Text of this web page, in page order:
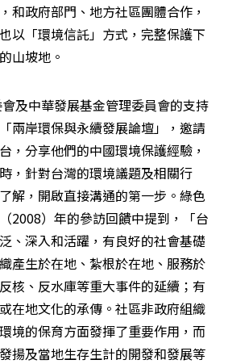
和政府部門、地方社區團體合作，
以「環境信託」方式，完整保護下
山坡地。
及中華發展基金管理委員會的支持
兩岸環保與永續發展論壇」，邀請
，分享他們的中國環境保護經驗，
，針對台灣的環境議題及相關行
解，開啟直接溝通的第一步。綠色
2008）年的參訪回饋中提到，「台
、深入和活躍，有良好的社會基礎
產生於在地、紮根於在地、服務於
核、反水庫等重大事件的延續；有
在地文化的承傳。社區非政府組織
境的保育方面發揮了重要作用，而
揚及當地生存生計的開發和發展等